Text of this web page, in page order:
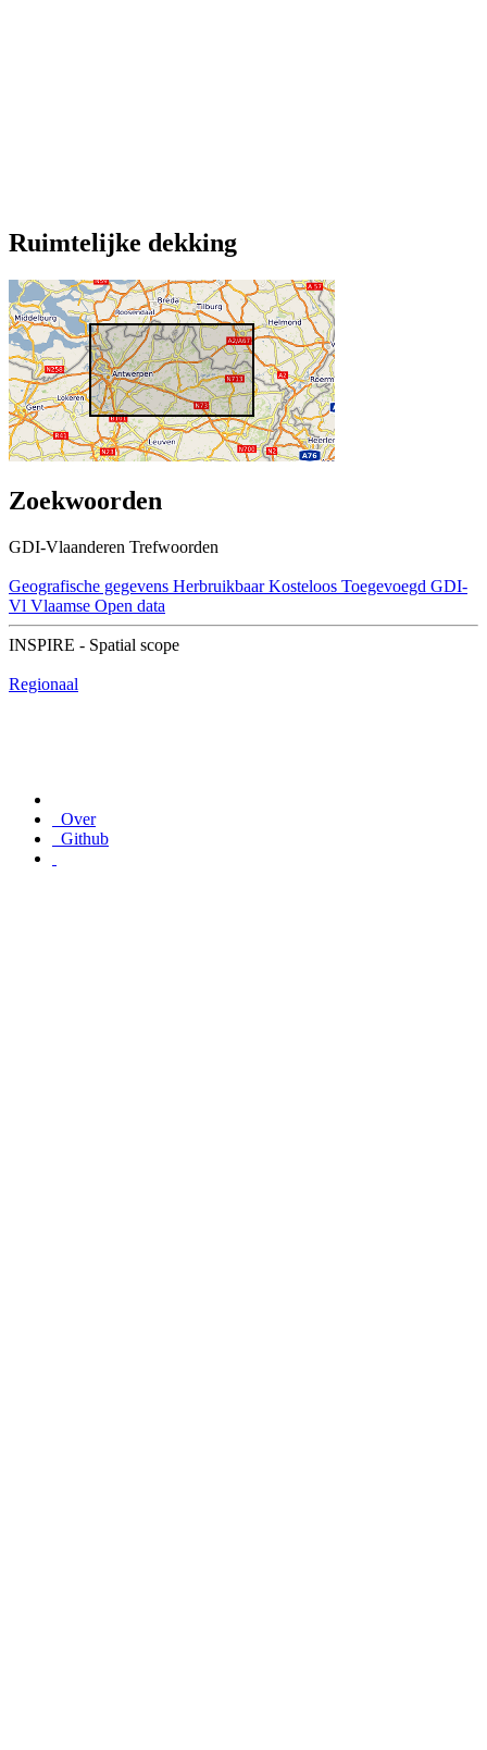
Ruimtelijke dekking
Zoekwoorden
GDI-Vlaanderen Trefwoorden
Geografische gegevens Herbruikbaar Kosteloos Toegevoegd GDI-
Vl Vlaamse Open data
INSPIRE - Spatial scope
Regionaal
Over
Github